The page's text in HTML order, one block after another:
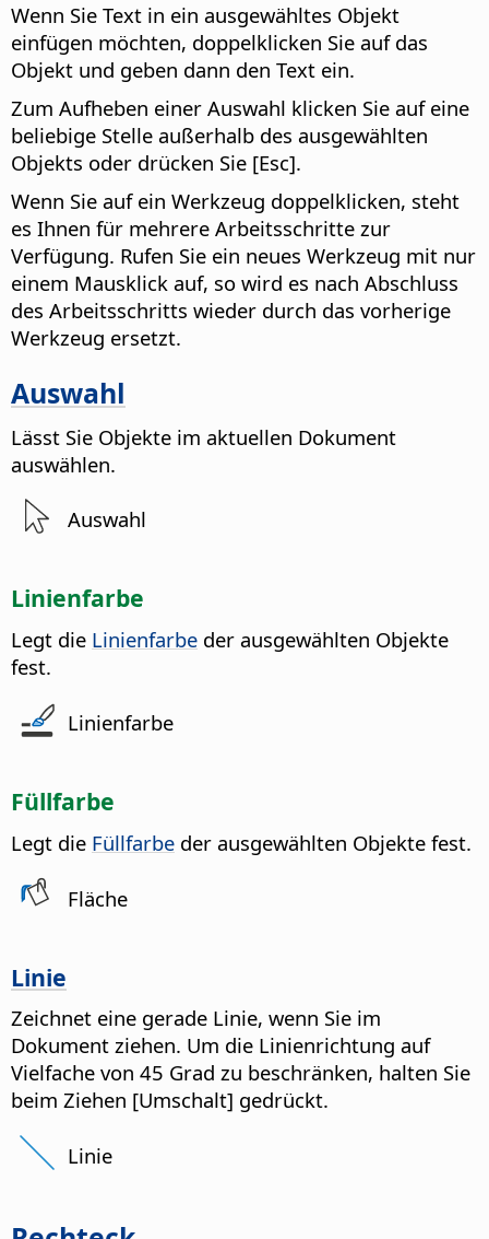
Wenn Sie Text in ein ausgewähltes Objekt
einfügen möchten, doppelklicken Sie auf das
Objekt und geben dann den Text ein.
Zum Aufheben einer Auswahl klicken Sie auf eine
beliebige Stelle außerhalb des ausgewählten
Objekts oder drücken Sie [Esc].
Wenn Sie auf ein Werkzeug doppelklicken, steht
es Ihnen für mehrere Arbeitsschritte zur
Verfügung. Rufen Sie ein neues Werkzeug mit nur
einem Mausklick auf, so wird es nach Abschluss
des Arbeitsschritts wieder durch das vorherige
Werkzeug ersetzt.
Auswahl
Lässt Sie Objekte im aktuellen Dokument
auswählen.
Auswahl
Linienfarbe
Legt die Linienfarbe der ausgewählten Objekte
fest.
Linienfarbe
Füllfarbe
Legt die Füllfarbe der ausgewählten Objekte fest.
Fläche
Linie
Zeichnet eine gerade Linie, wenn Sie im
Dokument ziehen. Um die Linienrichtung auf
Vielfache von 45 Grad zu beschränken, halten Sie
beim Ziehen [Umschalt] gedrückt.
Linie